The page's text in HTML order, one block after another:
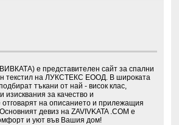
е представителен сайт за спални
текстил на ЛУКСТЕКС ЕООД. В широката
тъкани от най - висок клас,
изисквания за качество и
на описанието и прилежащия
девиз на ZAVIVKATA .COM е
и уют във Вашия дом!